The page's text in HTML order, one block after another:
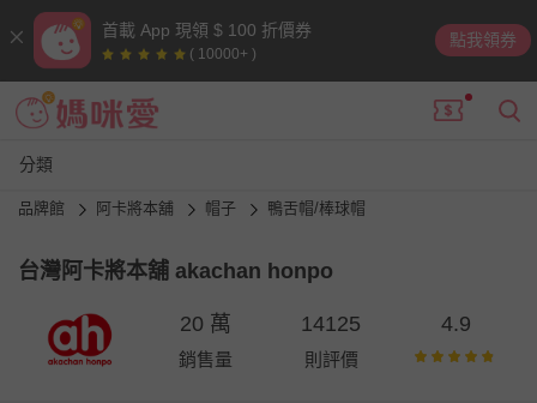
首載 App 現領 $ 100 折價券
( 10000+ )
點我領券
分類
品牌館 阿卡將本舖 帽子 鴨舌帽/棒球帽
台灣阿卡將本舖 akachan honpo
20 萬
銷售量
14125
則評價
4.9